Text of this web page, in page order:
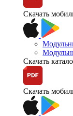
Скачать
Скачать
Скачать